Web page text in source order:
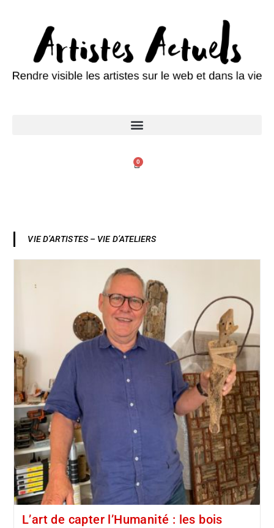
0
VIE D’ARTISTES – VIE D’ATELIERS
L’art de capter l’Humanité : les bois